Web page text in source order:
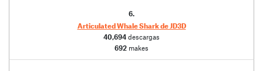
6.
Articulated Whale Shark de JD3D
40,694 descargas
692 makes